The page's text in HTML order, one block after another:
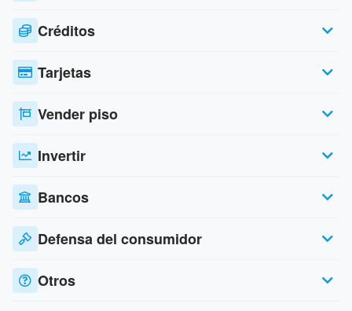
Créditos
Tarjetas
Vender piso
Invertir
Bancos
Defensa del consumidor
Otros